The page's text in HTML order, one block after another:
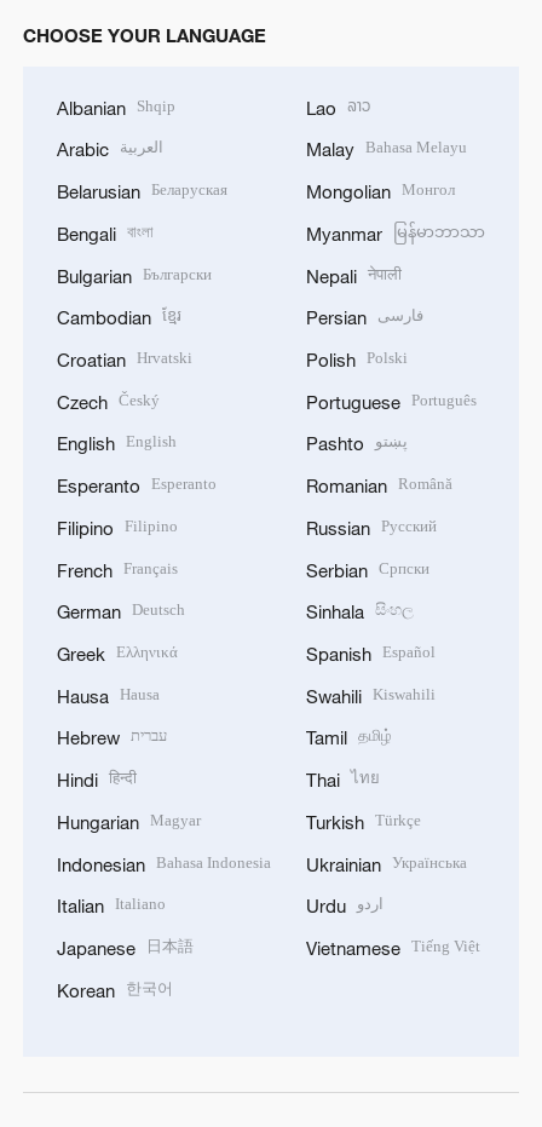
CHOOSE YOUR LANGUAGE
Albanian Shqip
Arabic العربية
Belarusian Беларуская
Bengali বাংলা
Bulgarian Български
Cambodian ខ្មែរ
Croatian Hrvatski
Czech Český
English English
Esperanto Esperanto
Filipino Filipino
French Français
German Deutsch
Greek Ελληνικά
Hausa Hausa
Hebrew עברית
Hindi हिन्दी
Hungarian Magyar
Indonesian Bahasa Indonesia
Italian Italiano
Japanese 日本語
Korean 한국어
Lao ລາວ
Malay Bahasa Melayu
Mongolian Монгол
Myanmar မြန်မာဘာသာ
Nepali नेपाली
Persian فارسی
Polish Polski
Portuguese Português
Pashto پښتو
Romanian Română
Russian Русский
Serbian Српски
Sinhala සිංහල
Spanish Español
Swahili Kiswahili
Tamil தமிழ்
Thai ไทย
Turkish Türkçe
Ukrainian Українська
Urdu اردو
Vietnamese Tiếng Việt